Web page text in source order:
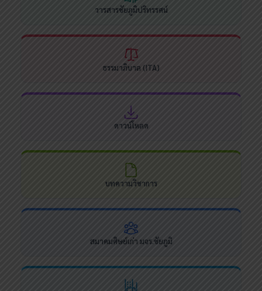
วารสารชัยภูมิปริทรรศน์
ธรรมาภิบาล (ITA)
ดาวน์โหลด
บทความวิชาการ
สมาคมศิษย์เก่า มจร.ชัยภูมิ